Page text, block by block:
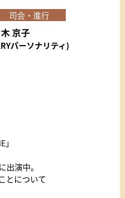
司会・進行
京子
パーソナリティ)
出演中。
とについて